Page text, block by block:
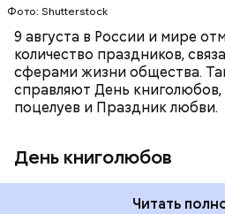
Фото: Shutterstock
9 августа в России и мире
количество праздников,
сферами жизни общества.
справляют День
поцелуев и Праздник любви.
День книголюбов
Читать
этот праздник организуются
по математике и философии,
выставки на тему
В этот праздник люди едят
сливками, но и другие
двух ингредиентов. Их можно
или сделать самостоятельно
родными и близкими.